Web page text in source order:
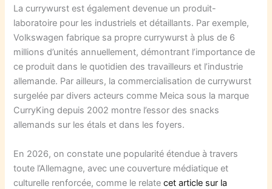
La currywurst est également devenue un produit-
laboratoire pour les industriels et détaillants. Par exemple,
Volkswagen fabrique sa propre currywurst à plus de 6
millions d’unités annuellement, démontrant l’importance de
ce produit dans le quotidien des travailleurs et l’industrie
allemande. Par ailleurs, la commercialisation de currywurst
surgelée par divers acteurs comme Meica sous la marque
CurryKing depuis 2002 montre l’essor des snacks
allemands sur les étals et dans les foyers.
En 2026, on constate une popularité étendue à travers
toute l’Allemagne, avec une couverture médiatique et
culturelle renforcée, comme le relatecet article sur la